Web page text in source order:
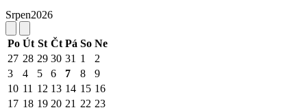
Srpen2026
Po Út St Čt Pá So Ne
27 28 29 30 31 1
2
3
4 5 6 7 8
9
10 11 12 13 14 15 16
17 18 19 20 21 22 23